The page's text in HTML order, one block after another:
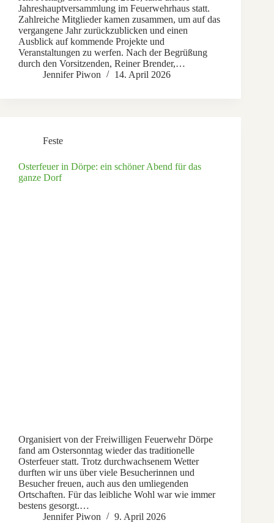
Jahreshauptversammlung im Feuerwehrhaus statt.
Zahlreiche Mitglieder kamen zusammen, um auf das
vergangene Jahr zurückzublicken und einen
Ausblick auf kommende Projekte und
Veranstaltungen zu werfen. Nach der Begrüßung
durch den Vorsitzenden, Reiner Brender,…
Jennifer Piwon
14. April 2026
Feste
Osterfeuer in Dörpe: ein schöner Abend für das
ganze Dorf
Organisiert von der Freiwilligen Feuerwehr Dörpe
fand am Ostersonntag wieder das traditionelle
Osterfeuer statt. Trotz durchwachsenem Wetter
durften wir uns über viele Besucherinnen und
Besucher freuen, auch aus den umliegenden
Ortschaften. Für das leibliche Wohl war wie immer
bestens gesorgt.…
Jennifer Piwon
9. April 2026